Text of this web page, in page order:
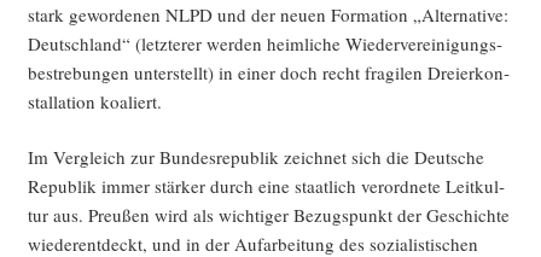
stark gewor­de­nen NLPD und der neu­en For­ma­ti­on „Alter­na­ti­ve:
Deutsch­land“ (letz­te­rer wer­den heim­li­che Wie­der­ver­ei­ni­gungs­
be­stre­bun­gen unter­stellt) in einer doch recht fra­gi­len Drei­er­kon­
stal­la­ti­on koaliert.
Im Ver­gleich zur Bun­des­re­pu­blik zeich­net sich die Deut­sche
Repu­blik immer stär­ker durch eine staat­lich ver­ord­ne­te Leit­kul­
tur aus. Preu­ßen wird als wich­ti­ger Bezugs­punkt der Geschich­te
wie­der­ent­deckt, und in der Auf­ar­bei­tung des sozia­lis­ti­schen